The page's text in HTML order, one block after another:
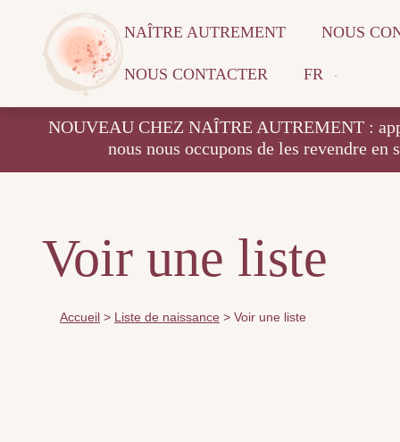
NAÎTRE AUTREMENT NOUS
NOUS CONTACTER FR
NOUVEAU CHEZ NAÎTRE AUTREMENT :
nous nous occupons de les revendre en
Voir une liste
Accueil > Liste de naissance > Voir une liste